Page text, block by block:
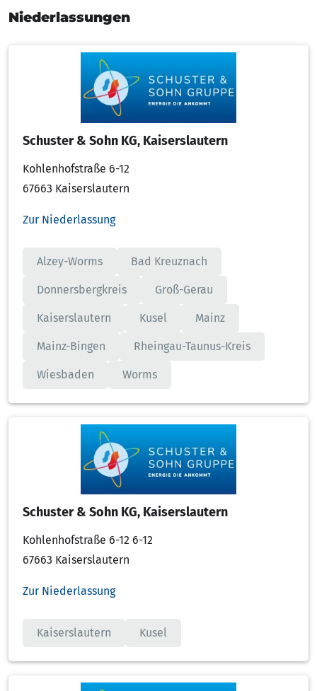
Niederlassungen
Schuster & Sohn KG, Kaiserslautern
Kohlenhofstraße 6-12
67663 Kaiserslautern
Zur Niederlassung
Alzey-Worms Bad Kreuznach
Donnersbergkreis Groß-Gerau
Kaiserslautern Kusel Mainz
Mainz-Bingen Rheingau-Taunus-Kreis
Wiesbaden Worms
Schuster & Sohn KG, Kaiserslautern
Kohlenhofstraße 6-12 6-12
67663 Kaiserslautern
Zur Niederlassung
Kaiserslautern Kusel